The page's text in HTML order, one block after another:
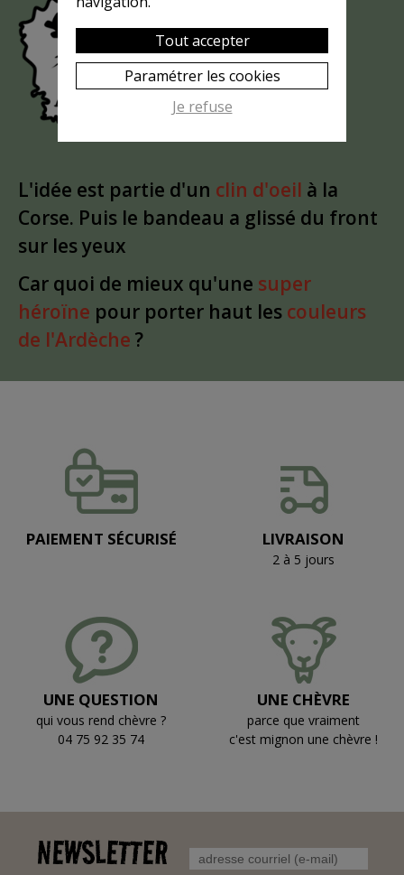
EST-ELLE
MASQUÉE
?
L'idée est partie d'un clin d'oeil à la
Corse. Puis le bandeau a glissé du front
sur les yeux
Car quoi de mieux qu'une super
héroïne pour porter haut les couleurs
de l'Ardèche ?
PAIEMENT SÉCURISÉ LIVRAISON
2 à 5 jours
UNE QUESTION
qui vous rend chèvre ?
04 75 92 35 74
UNE CHÈVRE
parce que vraiment
c'est mignon une chèvre !
NEWSLETTER
Tout accepter
Paramétrer les cookies
Je refuse